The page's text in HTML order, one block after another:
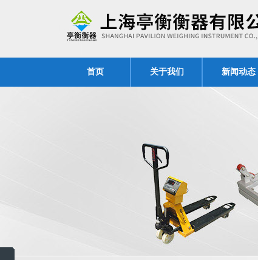
首页 关于我们 新闻动态